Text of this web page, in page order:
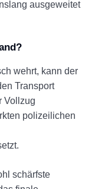
ausgeweitet
wehrt, kann der
Transport
Vollzug
polizeilichen
schärfste